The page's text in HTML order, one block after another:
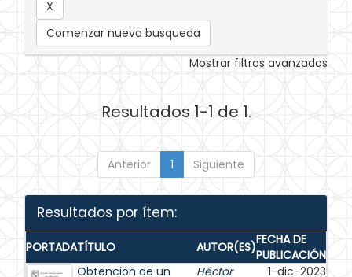
Comenzar nueva busqueda
Mostrar filtros avanzados
Resultados 1-1 de 1.
Anterior 1 Siguiente
Resultados por ítem:
PORTADATÍTULO AUTOR(ES)FECHA DE
PUBLICACIÓN
Obtención de un
Héctor
1-dic-2023